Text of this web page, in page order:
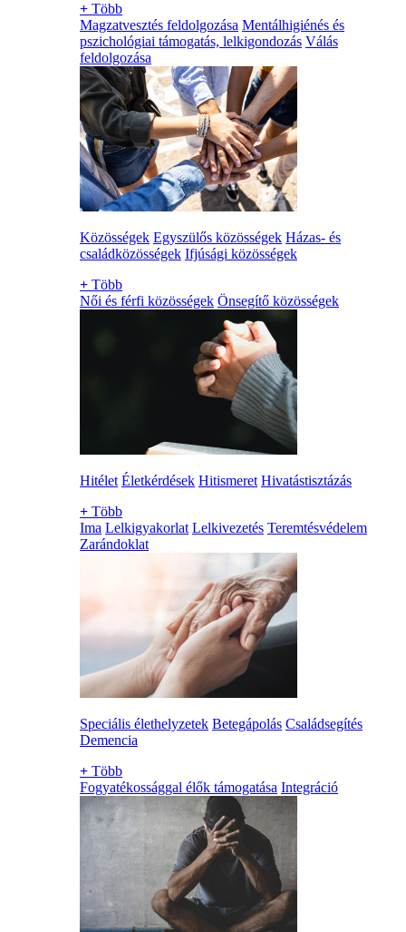
+ Több
Magzatvesztés feldolgozása Mentálhigiénés és
pszichológiai támogatás, lelkigondozás Válás
feldolgozása
Közösségek Egyszülős közösségek Házas- és
családközösségek Ifjúsági közösségek
+ Több
Női és férfi közösségek Önsegítő közösségek
Hitélet Életkérdések Hitismeret Hivatástisztázás
+ Több
Ima Lelkigyakorlat Lelkivezetés Teremtésvédelem
Zarándoklat
Speciális élethelyzetek Betegápolás Családsegítés
Demencia
+ Több
Fogyatékossággal élők támogatása Integráció